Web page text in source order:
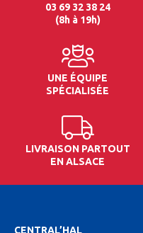
03 69 32 38 24
(8h à 19h)
UNE ÉQUIPE
SPÉCIALISÉE
LIVRAISON PARTOUT
EN ALSACE
CENTRAL’HAL